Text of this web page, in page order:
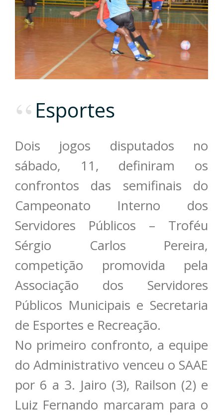
Esportes
Dois jogos disputados no
sábado, 11, definiram os
confrontos das semifinais do
Campeonato Interno dos
Servidores Públicos – Troféu
Sérgio Carlos Pereira,
competição promovida pela
Associação dos Servidores
Públicos Municipais e Secretaria
de Esportes e Recreação.
No primeiro confronto, a equipe
do Administrativo venceu o SAAE
por 6 a 3. Jairo (3), Railson (2) e
Luiz Fernando marcaram para o